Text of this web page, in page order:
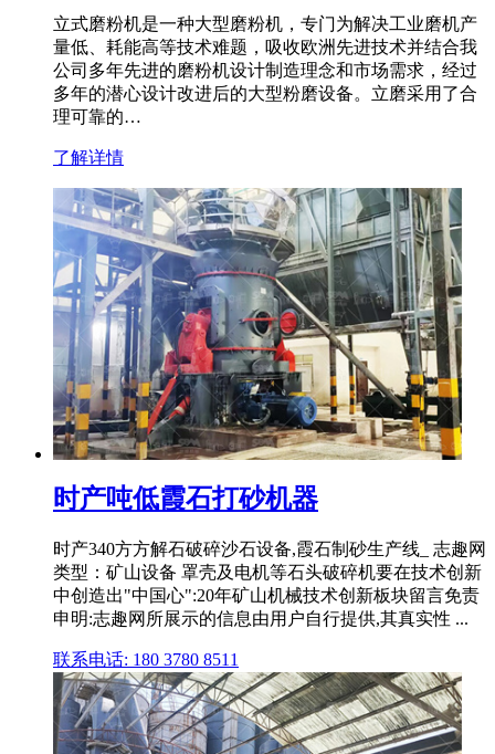
立式磨粉机是一种大型磨粉机，专门为解决工业磨机产
量低、耗能高等技术难题，吸收欧洲先进技术并结合我
公司多年先进的磨粉机设计制造理念和市场需求，经过
多年的潜心设计改进后的大型粉磨设备。立磨采用了合
理可靠的…
了解详情
时产吨低霞石打砂机器
时产340方方解石破碎沙石设备,霞石制砂生产线_ 志趣网
类型：矿山设备 罩壳及电机等石头破碎机要在技术创新
中创造出"中国心":20年矿山机械技术创新板块留言免责
申明:志趣网所展示的信息由用户自行提供,其真实性 ...
联系电话: 180 3780 8511